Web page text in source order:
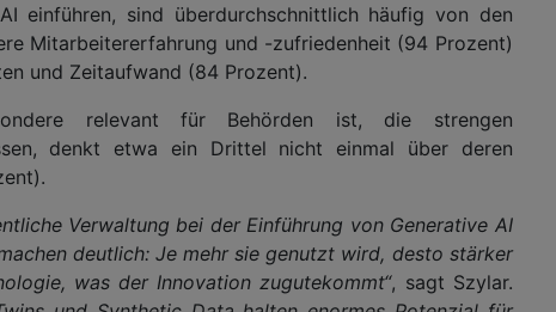
einführen, sind überdurchschnittlich häufig von den
Mitarbeitererfahrung und -zufriedenheit (94 Prozent)
und Zeitaufwand (84 Prozent).
relevant für Behörden ist, die strengen
denkt etwa ein Drittel nicht einmal über deren
Verwaltung bei der Einführung von Generative AI
deutlich: Je mehr sie genutzt wird, desto stärker
was der Innovation zugutekommt“, sagt Szylar.